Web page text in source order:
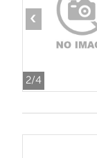
2/4
‹